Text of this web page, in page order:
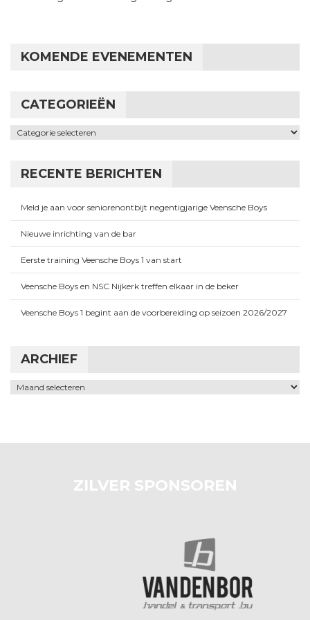
KOMENDE EVENEMENTEN
CATEGORIEËN
Categorieën
RECENTE BERICHTEN
Meld je aan voor seniorenontbijt negentigjarige Veensche Boys
Nieuwe inrichting van de bar
Eerste training Veensche Boys 1 van start
Veensche Boys en NSC Nijkerk treffen elkaar in de beker
Veensche Boys 1 begint aan de voorbereiding op seizoen 2026/2027
ARCHIEF
Archief
ZILVER SPONSOREN